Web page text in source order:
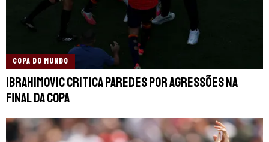
COPA DO MUNDO
Ibrahimovic critica Paredes por agressões na
final da Copa